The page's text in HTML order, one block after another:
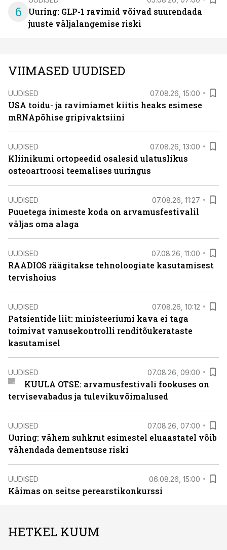
6
Uuring: GLP-1 ravimid võivad suurendada
juuste väljalangemise riski
VIIMASED UUDISED
UUDISED 07.08.26, 15:00
USA toidu- ja ravimiamet kiitis heaks esimese
mRNApõhise gripivaktsiini
UUDISED 07.08.26, 13:00
Kliinikumi ortopeedid osalesid ulatuslikus
osteoartroosi teemalises uuringus
UUDISED 07.08.26, 11:27
Puuetega inimeste koda on arvamusfestivalil
väljas oma alaga
UUDISED 07.08.26, 11:00
RAADIOS räägitakse tehnoloogiate kasutamisest
tervishoius
UUDISED 07.08.26, 10:12
Patsientide liit: ministeeriumi kava ei taga
toimivat vanusekontrolli renditõukerataste
kasutamisel
UUDISED 07.08.26, 09:00
KUULA OTSE: arvamusfestivali fookuses on
tervisevabadus ja tulevikuvõimalused
UUDISED 07.08.26, 07:00
Uuring: vähem suhkrut esimestel eluaastatel võib
vähendada dementsuse riski
UUDISED 06.08.26, 15:00
Käimas on seitse perearstikonkurssi
HETKEL KUUM